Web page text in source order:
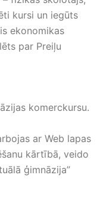
kursi un iegūts
ekonomikas
par Preiļu
komerckursu.
ar Web lapas
kārtībā, veido
ģimnāzija”